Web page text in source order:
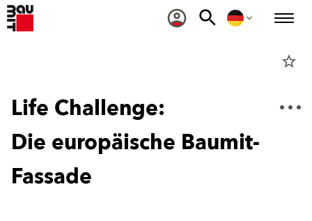
star_border
Life Challenge:
Die europäische Baumit-
Fassade